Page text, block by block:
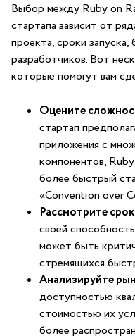
Выбор между Ruby on‌
стартапа​ зависит от
проекта, сроки
разработчиков. Вот
‍которые ⁤помогут вам
Оцените
стартап
приложения с
компонентов,
более быстрый
«Convention over
Рассмотрите​
своей
может быть
стремящихся
Анализируйте
доступностью
стоимостью‌ их
более